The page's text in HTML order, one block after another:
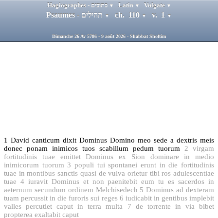
Hagiographes - כתובים ▼ Latin ▼ Vulgate ▼
▼ ch. 110 ▼ v. 1 ▼
Dimanche 26 Av 5786 - 9 août 2026 - Shabbat Shoftim
1 David canticum dixit Dominus Domino meo sede a dextris meis
donec ponam inimicos tuos scabillum pedum tuorum
2
virgam
fortitudinis tuae emittet Dominus ex Sion dominare in medio
inimicorum tuorum 3 populi tui spontanei erunt in die fortitudinis
tuae in montibus sanctis quasi de vulva orietur tibi ros adulescentiae
tuae 4 iuravit Dominus et non paenitebit eum tu es sacerdos in
aeternum secundum ordinem Melchisedech 5 Dominus ad dexteram
tuam percussit in die furoris sui reges 6 iudicabit in gentibus implebit
valles percutiet caput in terra multa
7
de torrente in via bibet
propterea exaltabit caput